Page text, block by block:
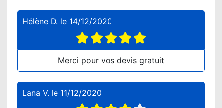
Hélène D. le 14/12/2020
Merci pour vos devis gratuit
Lana V. le 11/12/2020